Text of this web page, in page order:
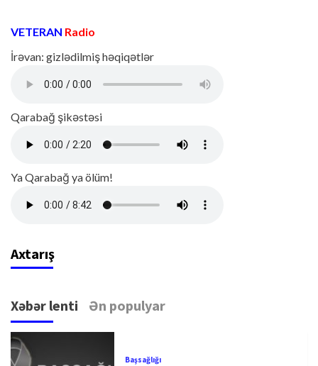
VETERAN Radio
İrəvan: gizlədilmiş həqiqətlər
Qarabağ şikəstəsi
Ya Qarabağ ya ölüm!
Axtarış
Xəbər lenti Ən populyar
Başsağlığı